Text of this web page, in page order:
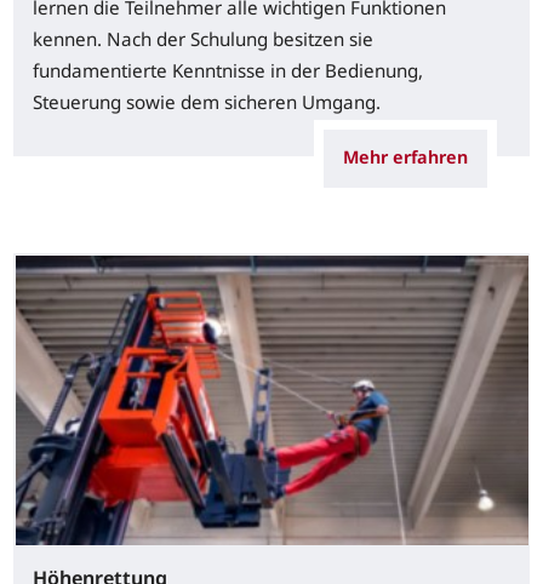
lernen die Teilnehmer alle wichtigen Funktionen
kennen. Nach der Schulung besitzen sie
fundamentierte Kenntnisse in der Bedienung,
Steuerung sowie dem sicheren Umgang.
Mehr erfahren
Höhenrettung